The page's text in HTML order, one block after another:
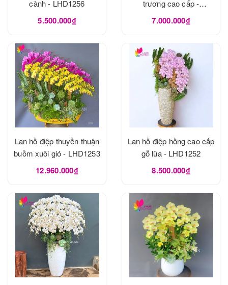
cành - LHD1256
5.500.000₫
trương cao cấp -
LHD1255
7.000.000₫
Lan hồ điệp thuyền thuận
buồm xuôi gió - LHD1253
12.960.000₫
Lan hồ điệp hồng cao cấp
gỗ lũa - LHD1252
8.500.000₫